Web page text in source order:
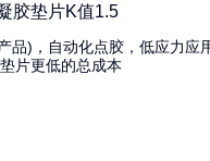
胶垫片K值1.5
品)，自动化点胶，低应力应
片更低的总成本